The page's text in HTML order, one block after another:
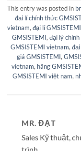
This entry was posted in
đại lí chính thức
vietnam, đại lí GMSISTEMI
GMSISTEMI, đại lý
GMSISTEMI vietnam,
giá GMSISTEMI,
vietnam, hãng
GMSISTEMI việt nam,
MR. ĐẠT
Sales Kỹ thuật,
trình